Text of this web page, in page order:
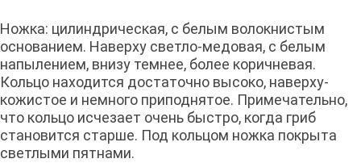
Ножка: цилиндрическая, с белым волокнистым
основанием. Наверху светло-медовая, с белым
напылением, внизу темнее, более коричневая.
Кольцо находится достаточно высоко, наверху-
кожистое и немного приподнятое. Примечательно,
что кольцо исчезает очень быстро, когда гриб
становится старше. Под кольцом ножка покрыта
светлыми пятнами.